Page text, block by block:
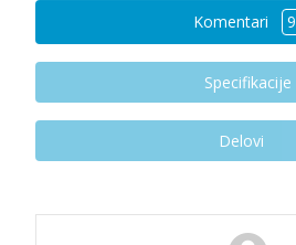
Komentari 9
Specifikacije
Delovi